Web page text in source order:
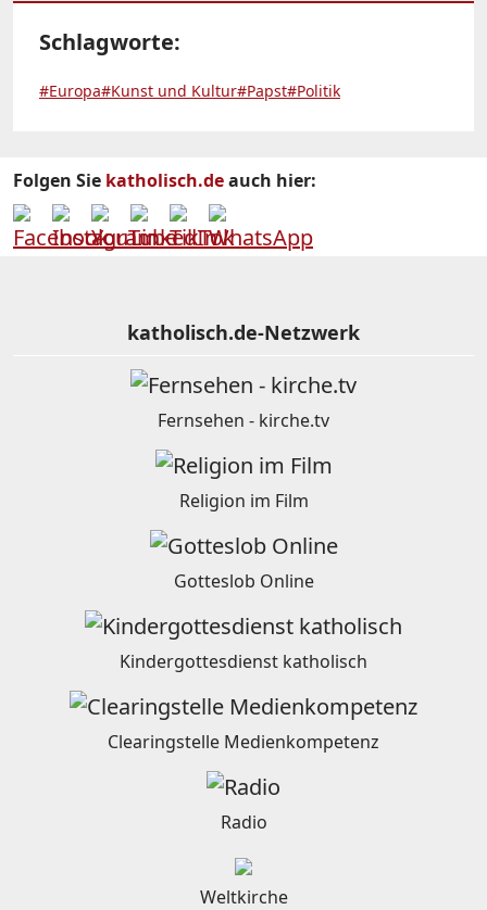
Schlagworte:
#Europa#Kunst und Kultur#Papst#Politik
Folgen Sie katholisch.deauch hier:
katholisch.de-Netzwerk
Fernsehen - kirche.tv
Religion im Film
Gotteslob Online
Kindergottesdienst katholisch
Clearingstelle Medienkompetenz
Radio
Weltkirche